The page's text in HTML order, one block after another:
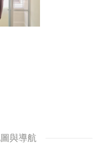
與導航